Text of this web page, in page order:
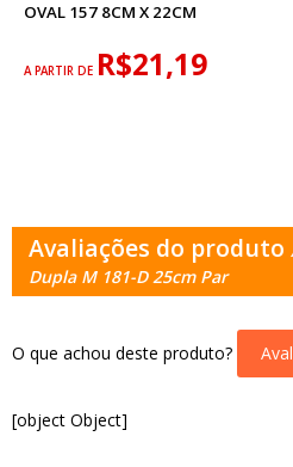
OVAL 157 8CM X 22CM
A PARTIR DE R$21,19
Avaliações do produto
Dupla M 181-D 25cm Par
O que achou deste produto?
[object Object]